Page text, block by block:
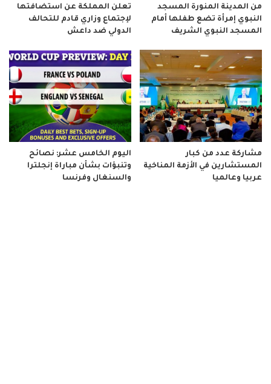
من المدينة المنورة المسجد
النبوي إمرأة تضع طفلها أمام
المسجد النبوي الشريف
تعلن المملكة عن استضافتها
لإجتماع وزاري قادم للتحالف
الدولي ضد داعش
مشاركة عدد من كبار
المستشارين في الأزمة المناخية
عربيا وعالميا
اليوم الخامس عشر: نصائح
وتنبؤات بشأن مباراة إنجلترا
والسنغال وفرنسا